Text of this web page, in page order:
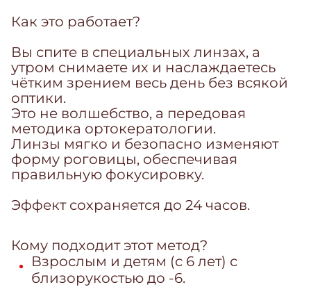
Как это работает?
Вы спите в специальных линзах, а
утром снимаете их и наслаждаетесь
чётким зрением весь день без всякой
оптики.
Это не волшебство, а передовая
методика ортокератологии.
Линзы мягко и безопасно изменяют
форму роговицы, обеспечивая
правильную фокусировку.
Эффект сохраняется до 24 часов.
Кому подходит этот метод?
Взрослым и детям (с 6 лет) с
близорукостью до -6.